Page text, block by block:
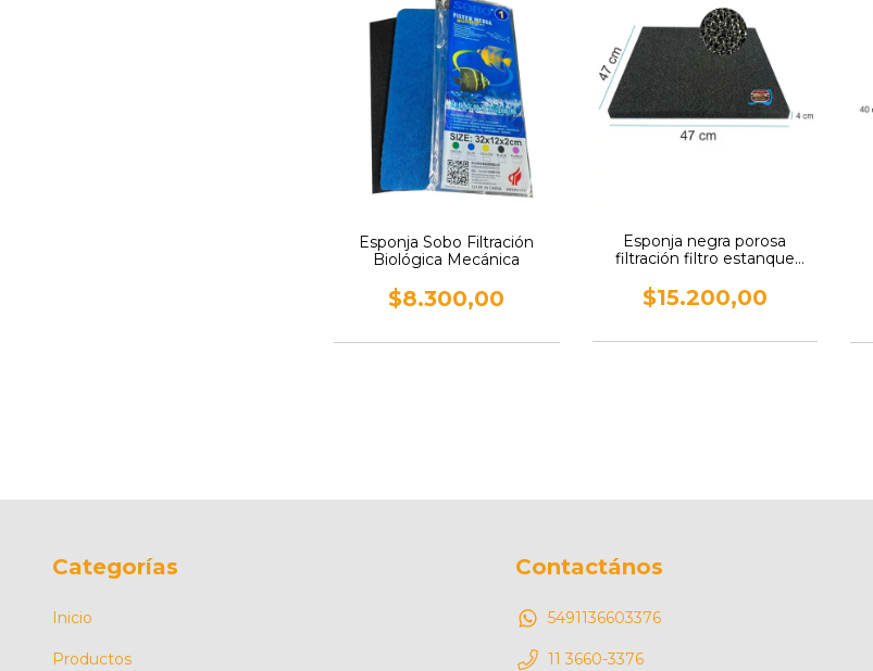
Esponja Sobo Filtración
Biológica Mecánica
$8.300,00
Esponja negra porosa
filtración filtro estanque
$15.200,00
Categorías
Inicio
Productos
Contactános
5491136603376
11 3660-3376